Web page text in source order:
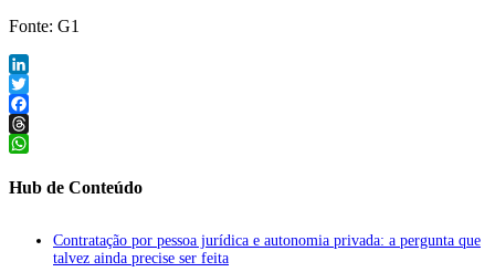
Fonte: G1
LinkedIn
Twitter
Facebook
Threads
Hub de Conteúdo
Contratação por pessoa jurídica e autonomia privada: a pergunta que
talvez ainda precise ser feita